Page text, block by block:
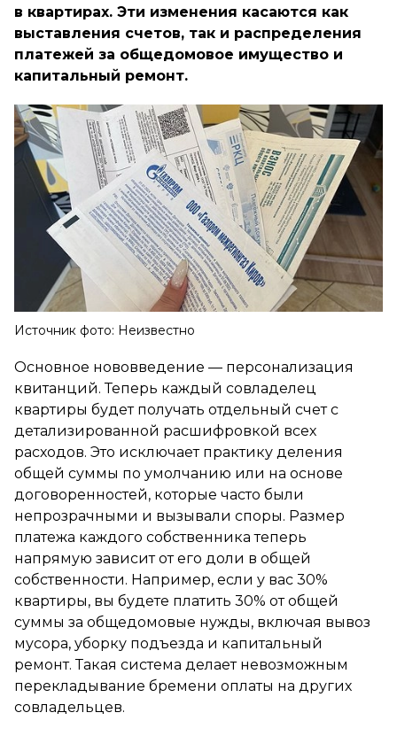
в квартирах. Эти изменения касаются как
выставления счетов, так и распределения
платежей за общедомовое имущество и
капитальный ремонт.
Источник фото: Неизвестно
Основное нововведение — персонализация
квитанций. Теперь каждый совладелец
квартиры будет получать отдельный счет с
детализированной расшифровкой всех
расходов. Это исключает практику деления
общей суммы по умолчанию или на основе
договоренностей, которые часто были
непрозрачными и вызывали споры. Размер
платежа каждого собственника теперь
напрямую зависит от его доли в общей
собственности. Например, если у вас 30%
квартиры, вы будете платить 30% от общей
суммы за общедомовые нужды, включая вывоз
мусора, уборку подъезда и капитальный
ремонт. Такая система делает невозможным
перекладывание бремени оплаты на других
совладельцев.